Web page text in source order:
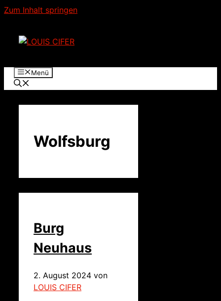
Zum Inhalt springen
Menü
Wolfsburg
Burg
Neuhaus
2. August 2024 von
LOUIS CIFER